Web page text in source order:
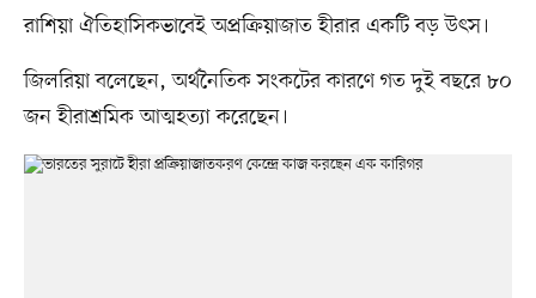
রাশিয়া ঐতিহাসিকভাবেই অপ্রক্রিয়াজাত হীরার একটি বড় উৎস।
জিলরিয়া বলেছেন, অর্থনৈতিক সংকটের কারণে গত দুই বছরে ৮০
জন হীরাশ্রমিক আত্মহত্যা করেছেন।